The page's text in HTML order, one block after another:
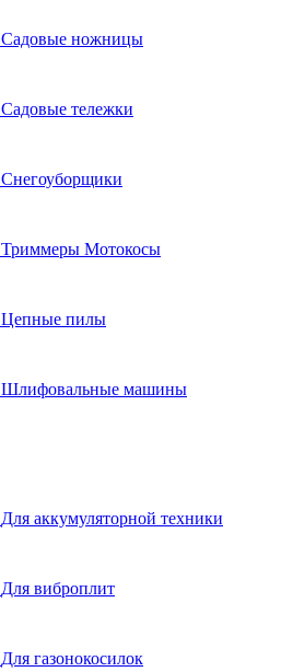
Садовые ножницы
Садовые тележки
Снегоуборщики
Триммеры Мотокосы
Цепные пилы
Шлифовальные машины
Для аккумуляторной техники
Для виброплит
Для газонокосилок